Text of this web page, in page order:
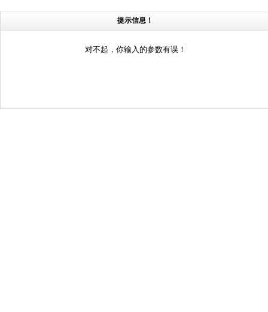
提示信息！
对不起，你输入的参数有误！